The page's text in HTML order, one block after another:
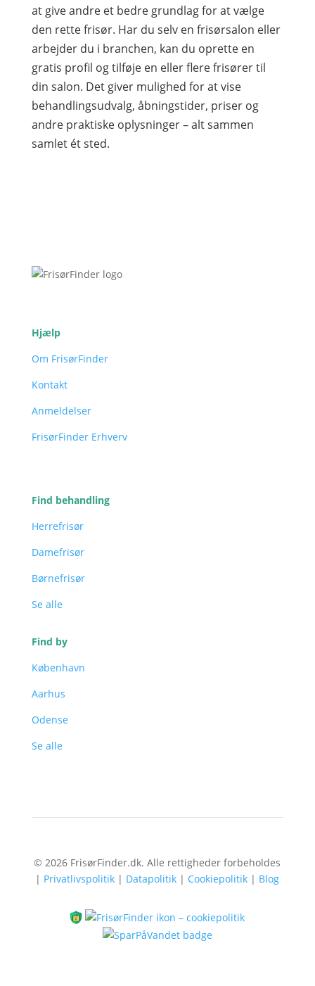
at give andre et bedre grundlag for at vælge
den rette frisør. Har du selv en frisørsalon eller
arbejder du i branchen, kan du oprette en
gratis profil og tilføje en eller flere frisører til
din salon. Det giver mulighed for at vise
behandlingsudvalg, åbningstider, priser og
andre praktiske oplysninger – alt sammen
samlet ét sted.
Hjælp
Om FrisørFinder
Kontakt
Anmeldelser
FrisørFinder Erhverv
Find behandling
Herrefrisør
Damefrisør
Børnefrisør
Se alle
Find by
København
Aarhus
Odense
Se alle
© 2026 FrisørFinder.dk. Alle rettigheder forbeholdes
| Privatlivspolitik | Datapolitik | Cookiepolitik | Blog